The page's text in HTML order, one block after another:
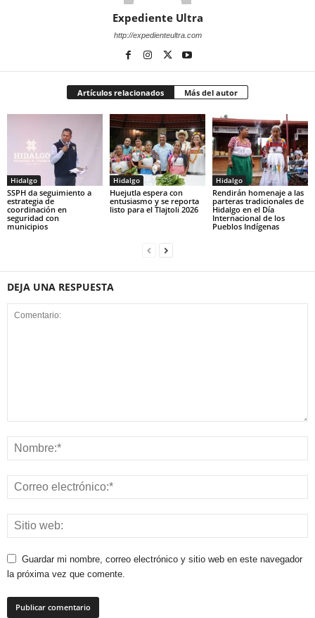
Expediente Ultra
http://expedienteultra.com
Artículos relacionados Más del autor
Hidalgo
SSPH da seguimiento a
estrategia de
coordinación en
seguridad con
municipios
Hidalgo
Huejutla espera con
entusiasmo y se reporta
listo para el Tlajtoli 2026
Hidalgo
Rendirán homenaje a las
parteras tradicionales de
Hidalgo en el Día
Internacional de los
Pueblos Indígenas
DEJA UNA RESPUESTA
Guardar mi nombre, correo electrónico y sitio web en este navegador
la próxima vez que comente.